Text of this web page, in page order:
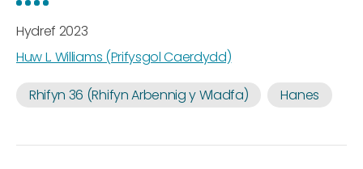
Hydref 2023
Huw L. Williams (Prifysgol Caerdydd)
Rhifyn 36 (Rhifyn Arbennig y Wladfa) Hanes